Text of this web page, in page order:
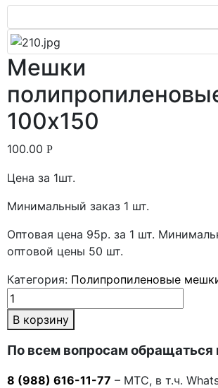
Мешки
100х150
100.00 Р
Цена за 1шт.
Минимальный заказ 1 шт.
Оптовая цена 95р. за 1 шт.
оптовой цены 50 шт.
Категория: Полипропиленовые
В корзину
По всем вопросам обращаться
8 (988) 616-11-77 – МТС, в т.ч.